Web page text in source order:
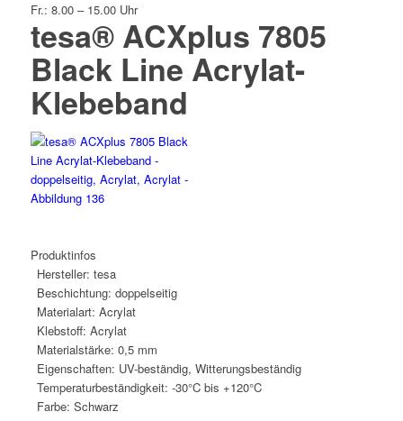
Fr.: 8.00 – 15.00 Uhr
tesa® ACXplus 7805
Black Line Acrylat-
Klebeband
Produktinfos
Hersteller: tesa
Beschichtung: doppelseitig
Materialart: Acrylat
Klebstoff: Acrylat
Materialstärke: 0,5 mm
Eigenschaften: UV-beständig, Witterungsbeständig
Temperaturbeständigkeit: -30°C bis +120°C
Farbe: Schwarz